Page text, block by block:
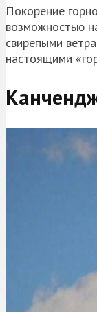
Покорение
возможностью
свирепыми
настоящими